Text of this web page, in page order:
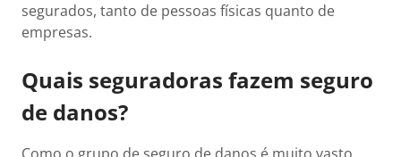
segurados, tanto de pessoas físicas quanto de
empresas.
Quais seguradoras fazem seguro
de danos?